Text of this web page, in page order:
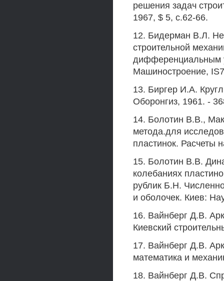
решения задач
1967, $ 5, с.62-66.
12. Бидерман В.Л.
строительной
дифференциальным
Машиностроение,
13. Биргер И.А.
Оборонгиз, 1961. -
14. Болотин В.В.,
метода.для
пластинок. Расчеты
15. Болотин В.В.
колебаниях
рублик Б.Н.
и оболочек. Киев:
16. Вайнберг Д.В.
Киевский
17. Вайнберг Д.В.
математика и
18. Вайнберг Д.В.